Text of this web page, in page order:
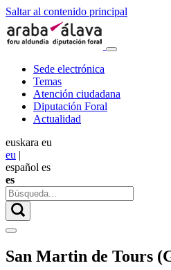
Saltar al contenido principal
Sede electrónica
Temas
Atención ciudadana
Diputación Foral
Actualidad
euskara eu
eu |
español es
es
San Martin de Tours